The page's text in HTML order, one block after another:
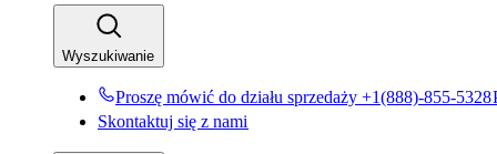
Wyszukiwanie​​
Proszę mówić do działu sprzedaży +1(888)-855-5328​​
Skontaktuj się z nami​​